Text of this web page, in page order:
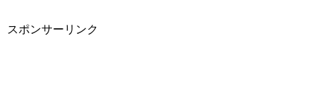
スポンサーリンク